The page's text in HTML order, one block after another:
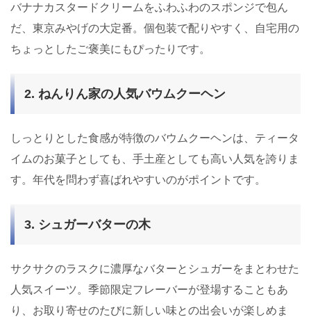
バナナカスタードクリームをふわふわのスポンジで包ん
だ、東京みやげの大定番。個包装で配りやすく、自宅用の
ちょっとしたご褒美にもぴったりです。
2. ねんりん家の人気バウムクーヘン
しっとりとした食感が特徴のバウムクーヘンは、ティータ
イムのお菓子としても、手土産としても高い人気を誇りま
す。年代を問わず喜ばれやすいのがポイントです。
3. シュガーバターの木
サクサクのラスクに濃厚なバターとシュガーをまとわせた
人気スイーツ。季節限定フレーバーが登場することもあ
り、お取り寄せのたびに新しい味との出会いが楽しめま